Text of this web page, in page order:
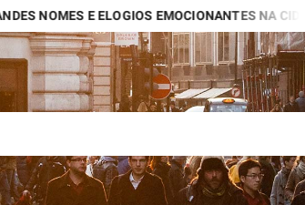
E ELOGIOS EMOCIONANTES NA CIDADE DO